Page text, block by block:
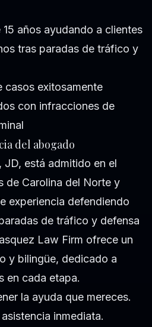
15 años ayudando a clientes
tras paradas de tráfico y
casos exitosamente
con infracciones de
del abogado
JD, está admitido en el
de Carolina del Norte y
experiencia defendiendo
de tráfico y defensa
Law Firm ofrece un
y bilingüe, dedicado a
en cada etapa.
la ayuda que mereces.
inmediata.